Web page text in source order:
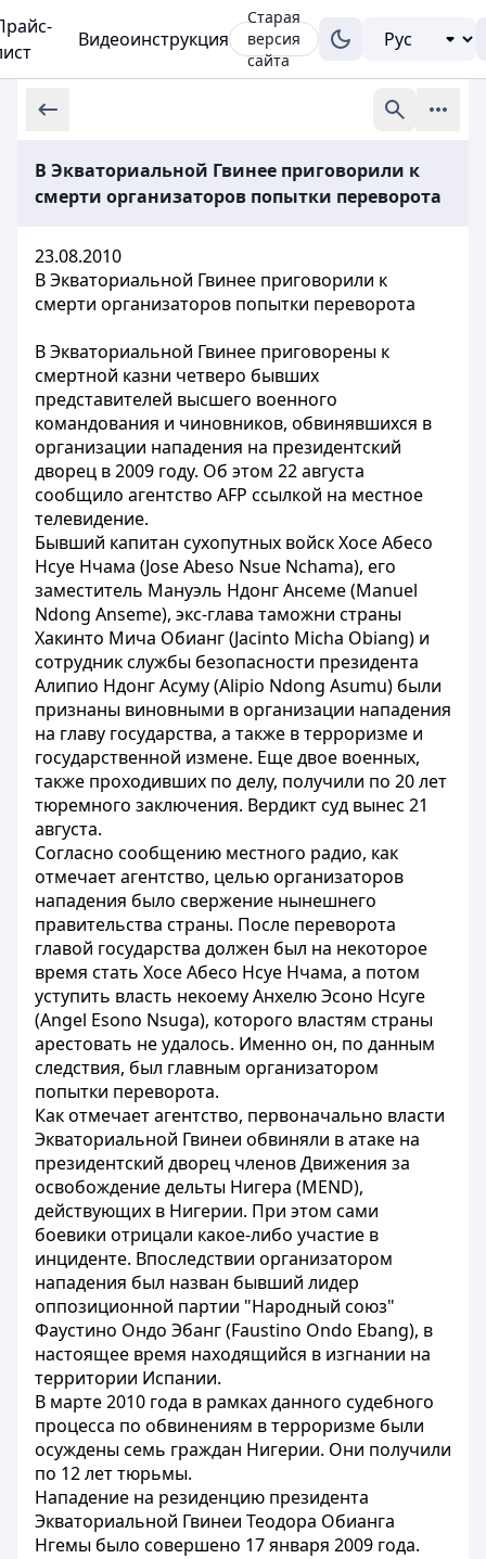
Видеоинструкция
Старая
версия
сайта
В Экваториальной Гвинее приговорили к
смерти организаторов попытки переворота
23.08.2010
В Экваториальной Гвинее приговорили к
смерти организаторов попытки переворота
В Экваториальной Гвинее приговорены к
смертной казни четверо бывших
представителей высшего военного
командования и чиновников, обвинявшихся в
организации нападения на президентский
дворец в 2009 году. Об этом 22 августа
сообщило агентство AFP ссылкой на местное
телевидение.
Бывший капитан сухопутных войск Хосе Абесо
Нсуе Нчама (Jose Abeso Nsue Nchama), его
заместитель Мануэль Ндонг Ансеме (Manuel
Ndong Anseme), экс-глава таможни страны
Хакинто Мича Обианг (Jacinto Micha Obiang) и
сотрудник службы безопасности президента
Алипио Ндонг Асуму (Alipio Ndong Asumu) были
признаны виновными в организации нападения
на главу государства, а также в терроризме и
государственной измене. Еще двое военных,
также проходивших по делу, получили по 20 лет
тюремного заключения. Вердикт суд вынес 21
августа.
Согласно сообщению местного радио, как
отмечает агентство, целью организаторов
нападения было свержение нынешнего
правительства страны. После переворота
главой государства должен был на некоторое
время стать Хосе Абесо Нсуе Нчама, а потом
уступить власть некоему Анхелю Эсоно Нсуге
(Angel Esono Nsuga), которого властям страны
арестовать не удалось. Именно он, по данным
следствия, был главным организатором
попытки переворота.
Как отмечает агентство, первоначально власти
Экваториальной Гвинеи обвиняли в атаке на
президентский дворец членов Движения за
освобождение дельты Нигера (MEND),
действующих в Нигерии. При этом сами
боевики отрицали какое-либо участие в
инциденте. Впоследствии организатором
нападения был назван бывший лидер
оппозиционной партии "Народный союз"
Фаустино Ондо Эбанг (Faustino Ondo Ebang), в
настоящее время находящийся в изгнании на
территории Испании.
В марте 2010 года в рамках данного судебного
процесса по обвинениям в терроризме были
осуждены семь граждан Нигерии. Они получили
по 12 лет тюрьмы.
Нападение на резиденцию президента
Экваториальной Гвинеи Теодора Обианга
Нгемы было совершено 17 января 2009 года.